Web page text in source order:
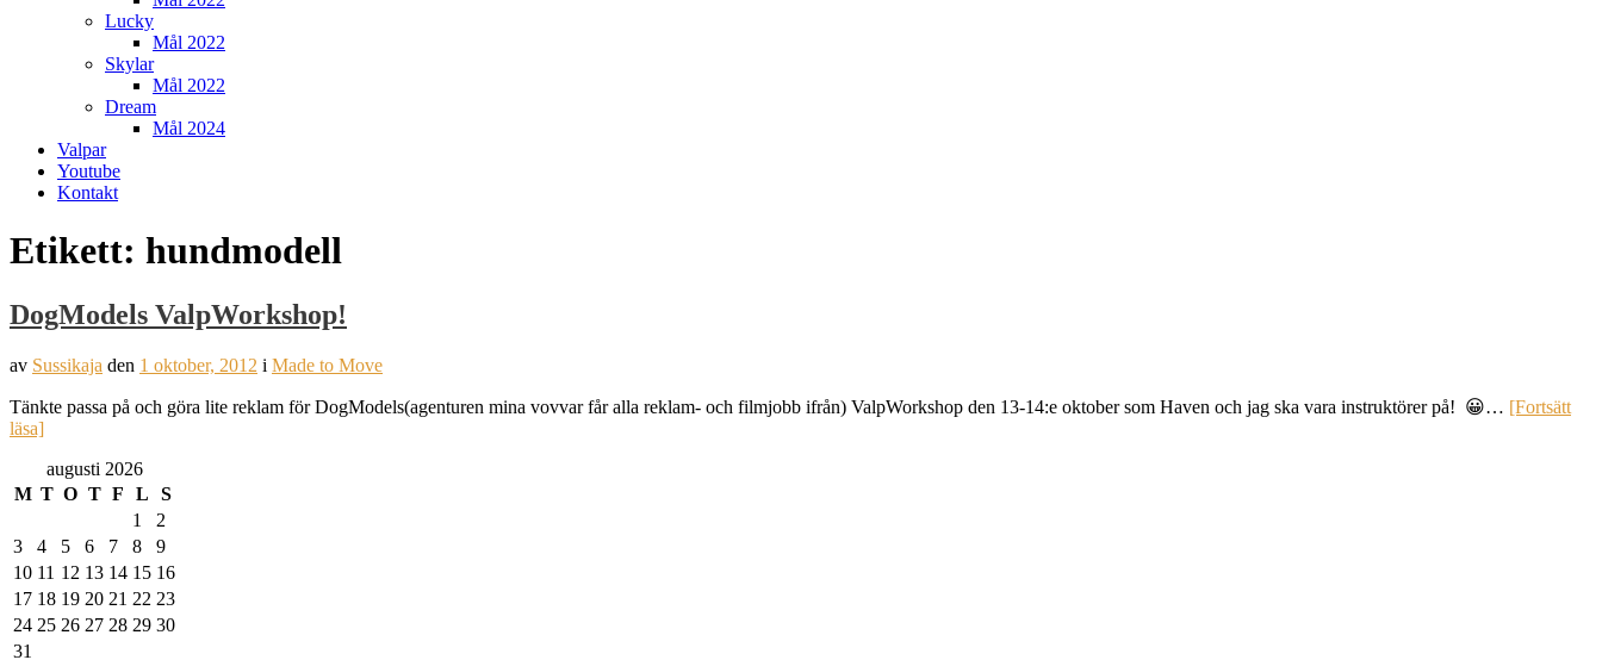
Lucky
Mål 2022
Skylar
Mål 2022
Dream
Mål 2024
Valpar
Youtube
Kontakt
Etikett: hundmodell
DogModels ValpWorkshop!
av Sussikaja den 1 oktober, 2012 i Made to Move
Tänkte passa på och göra lite reklam för DogModels(agenturen mina vovvar får alla reklam- och filmjobb ifrån) ValpWorkshop den 13-14:e oktober som Haven och jag ska vara instruktörer på! 😀… [Fortsätt
läsa]
augusti 2026
M T O T F L
S
1
2
3
4 5 6 7 8
9
10 11 12 13 14 15 16
17 18 19 20 21 22 23
24 25 26 27 28 29 30
31